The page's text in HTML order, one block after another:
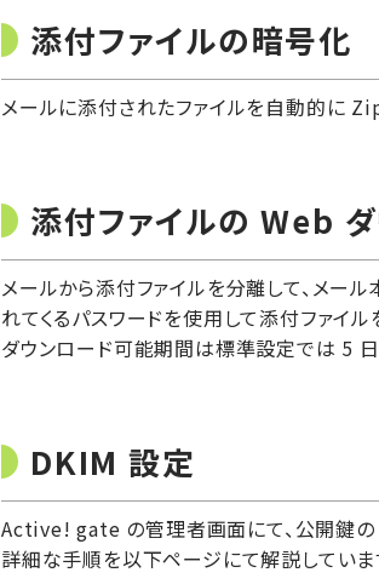
添付ファイルの暗号化
メールに添付されたファイルを自動的に
添付ファイルの Web
メールから添付ファイルを分離して、メー
れてくるパスワードを使用して添付ファイ
ダウンロード可能期間は標準設定では 5 日
DKIM 設定
Active! gate の管理者画面にて、公開鍵の
詳細な手順を以下ページにて解説していま